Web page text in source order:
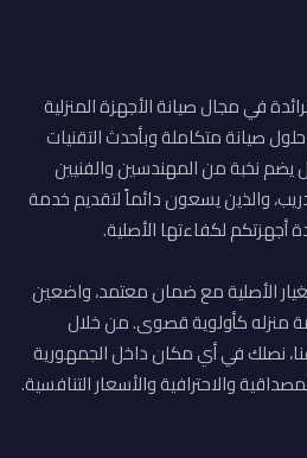
في مجال صيانة الأجهزة المنزلية
صيانة متكاملة وبأحدث التقنيات
يضم نخبة من المهندسين والفنيين
والذين يسعون دائماً لتقديم خدمة
لكفاءتها الأصلية.
الأصلية مع ضمان معتمد، واضعين
منزله كأولوية قصوى. من خلال
نصلك في أي مكان داخل الجمهورية
والاحترافية والأسعار التنافسية.